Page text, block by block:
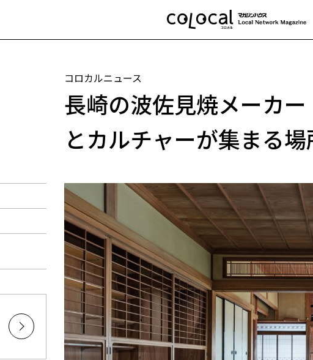
コロカルニュース
長崎の波佐見焼メーカ
とカルチャーが集まる場